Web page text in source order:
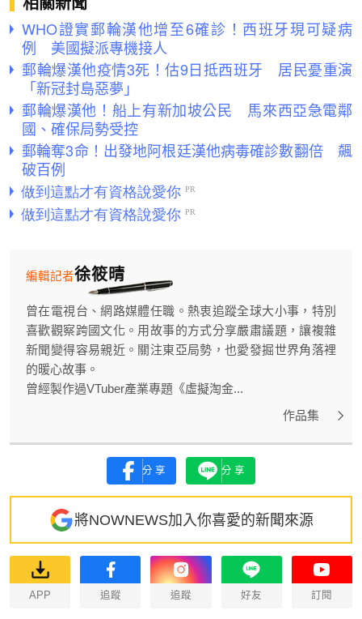
WHO證實郵輪漢他增至6確診！西班牙現可疑病
例 美國擬派專機接人
郵輪爆漢他疫情3死！估9日抵西班牙 居民憂重演
「新冠封島惡夢」
郵輪爆漢他！船上有新加坡公民 馬來西亞急電鄰
國、確保局勢受控
郵輪奪3命！出發地阿根廷漢他病毒確診數翻倍 飆
破百例
徐筱晴
編輯記者
曾在電視台、網路媒體任職。熱衷追蹤全球大小事，特別
喜歡觀察跨國文化。用故事的方式分享嚴肅議題，讓複雜
新聞變得容易親近。關注東亞局勢，也愛發掘世界角落裡
的暖心故事。
曾經製作過VTuber產業專題《虛擬淘金...
作品集
分享 分享
將NOWNEWS加入你喜愛的新聞來源
APP 追蹤 追蹤 好友 訂閱